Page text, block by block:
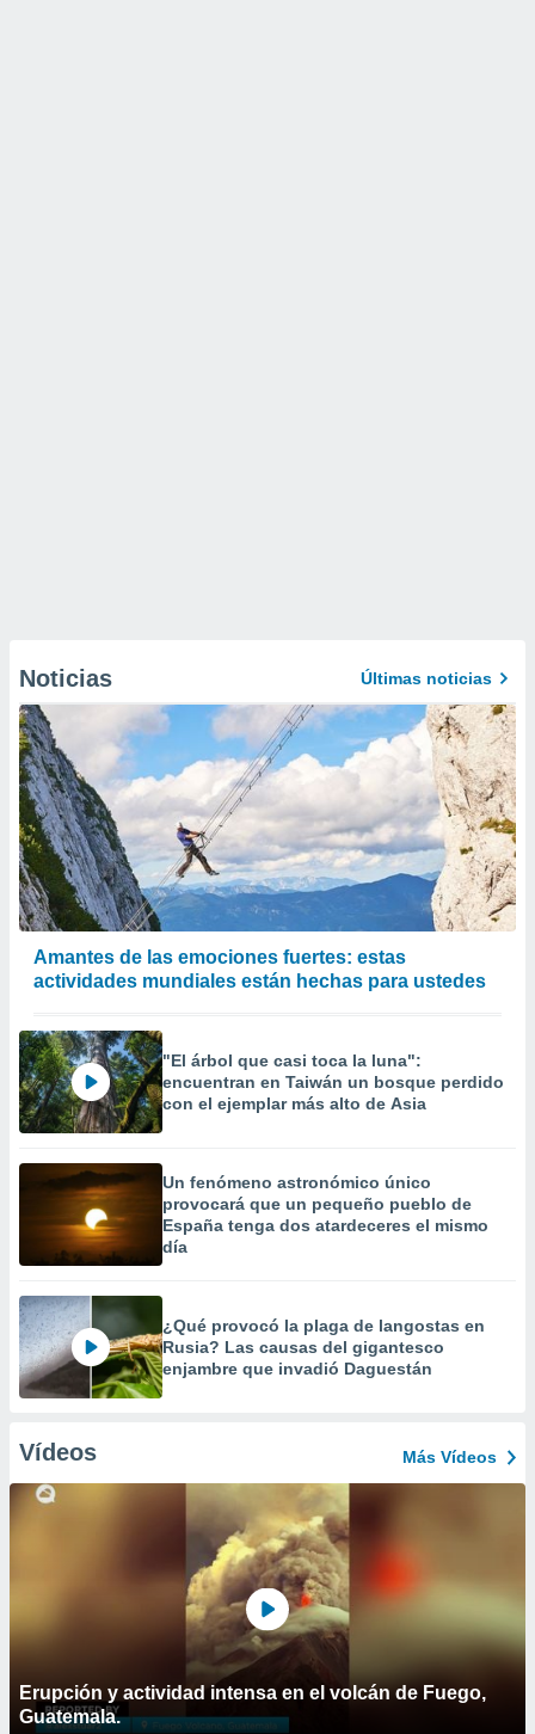
Noticias Últimas noticias
Amantes de las emociones fuertes: estas
actividades mundiales están hechas para ustedes
"El árbol que casi toca la luna":
encuentran en Taiwán un bosque perdido
con el ejemplar más alto de Asia
Un fenómeno astronómico único
provocará que un pequeño pueblo de
España tenga dos atardeceres el mismo
día
¿Qué provocó la plaga de langostas en
Rusia? Las causas del gigantesco
enjambre que invadió Daguestán
Vídeos Más Vídeos
Erupción y actividad intensa en el volcán de Fuego,
Guatemala.